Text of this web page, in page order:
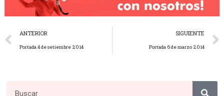
ANTERIOR
Portada 4 de setiembre 2014
SIGUIENTE
Portada 6 de marzo 2014